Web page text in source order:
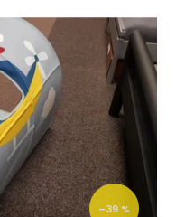
–39 %